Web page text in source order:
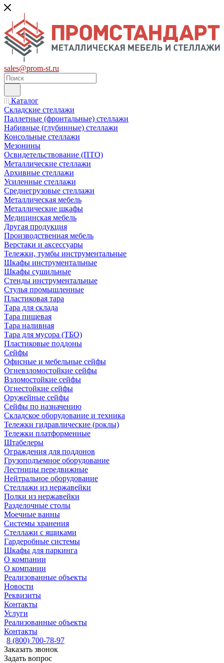
sales@prom-st.ru
Каталог
Складские стеллажи
Паллетные (фронтальные) стеллажи
Набивные (глубинные) стеллажи
Консольные стеллажи
Мезонины
Освидетельствование (ПТО)
Металлические стеллажи
Архивные стеллажи
Усиленные стеллажи
Среднегрузовые стеллажи
Металлическая мебель
Металлические шкафы
Медицинская мебель
Другая продукция
Производственная мебель
Верстаки и аксессуары
Тележки, тумбы инструментальные
Шкафы инструментальные
Шкафы сушильные
Стенды инструментальные
Cтулья промышленные
Пластиковая тара
Тара для склада
Тара пищевая
Тара наливная
Тара для мусора (ТБО)
Пластиковые поддоны
Сейфы
Офисные и мебельные сейфы
Огневзломостойкие сейфы
Взломостойкие сейфы
Огнестойкие сейфы
Оружейные сейфы
Сейфы по назначению
Складское оборудование и техника
Тележки гидравлические (роклы)
Тележки платформенные
Штабелеры
Ограждения для поддонов
Грузоподъемное оборудование
Лестницы передвижные
Нейтральное оборудование
Стеллажи из нержавейки
Полки из нержавейки
Разделочные столы
Моечные ванны
Системы хранения
Стеллажи с ящиками
Гардеробные системы
Шкафы для паркинга
О компании
О компании
Реализованные объекты
Новости
Реквизиты
Контакты
Услуги
Реализованные объекты
Контакты
8 (800) 700-78-97
Заказать звонок
Задать вопрос